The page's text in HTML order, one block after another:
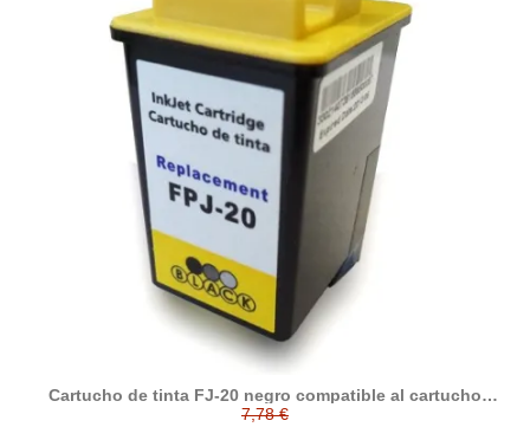
Cartucho de tinta FJ-20 negro compatible al cartucho
original Olivetti B0384
7,78 €